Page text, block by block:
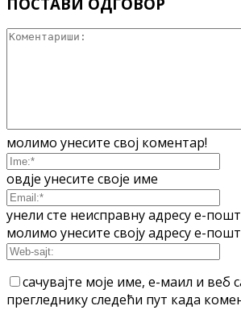
молимо унесите свој коментар!
овдје унесите своје име
унели сте неисправну адресу е-
молимо унесите своју адресу е-
сачувајте моје име, е-маил и веб
прегледнику следећи пут када